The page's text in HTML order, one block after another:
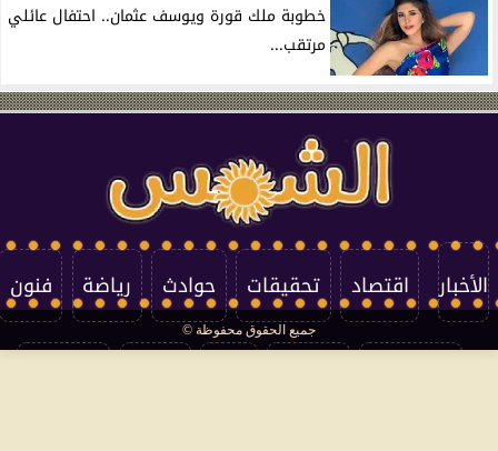
خطوبة ملك قورة ويوسف عثمان.. احتفال عائلي
مرتقب...
الأخبار اقتصاد تحقيقات حوادث رياضة فنون
جميع الحقوق محفوظة ©